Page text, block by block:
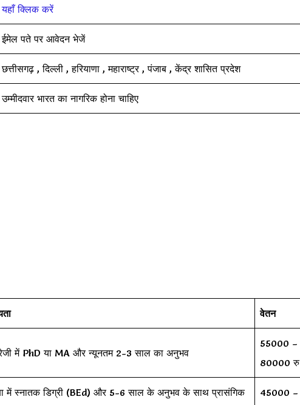
यहाँ क्लिक करें
ईमेल पते पर आवेदन भेजें
छत्तीसगढ़ , दिल्ली , हरियाणा , महाराष्ट्र , पंजाब , केंद्र शासित प्रदेश
उम्मीदवार भारत का नागरिक होना चाहिए
वेतन
में PhD या MA और न्यूनतम 2-3 साल का अनुभव
55000 –
80000 रु
में स्नातक डिग्री (BEd) और 5-6 साल के अनुभव के साथ प्रासंगिक
45000 –